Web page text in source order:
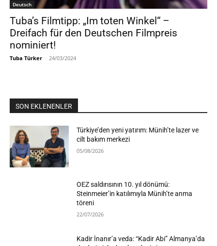
Deutsch
Tuba’s Filmtipp: „Im toten Winkel“ –
Dreifach für den Deutschen Filmpreis
nominiert!
Tuba Türker - 24/03/2024
SON EKLENENLER
Türkiye’den yeni yatırım: Münih’te lazer ve
cilt bakım merkezi
05/08/2026
OEZ saldırısının 10. yıl dönümü:
Steinmeier’in katılımıyla Münih’te anma
töreni
22/07/2026
Kadir İnanır’a veda: “Kadir Abi” Almanya’da